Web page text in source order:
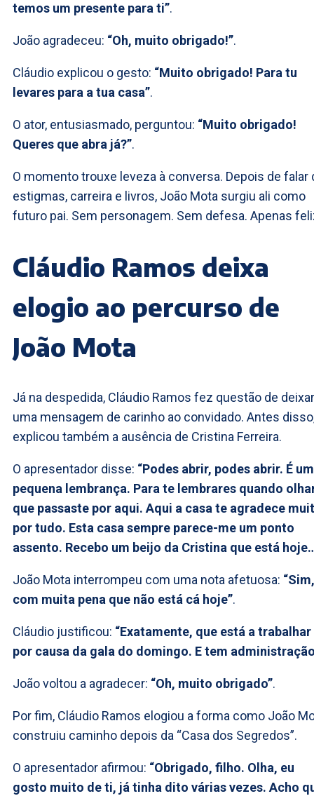
temos um presente para ti”.
João agradeceu: “Oh, muito obrigado!”.
Cláudio explicou o gesto: “Muito obrigado! Para tu
levares para a tua casa”.
O ator, entusiasmado, perguntou: “Muito obrigado!
Queres que abra já?”.
O momento trouxe leveza à conversa. Depois de falar
estigmas, carreira e livros, João Mota surgiu ali como
futuro pai. Sem personagem. Sem defesa. Apenas
Cláudio Ramos deixa
elogio ao percurso de
João Mota
Já na despedida, Cláudio Ramos fez questão de deixar
uma mensagem de carinho ao convidado. Antes
explicou também a ausência de Cristina Ferreira.
O apresentador disse: “Podes abrir, podes abrir. É
pequena lembrança. Para te lembrares quando
que passaste por aqui. Aqui a casa te agradece
por tudo. Esta casa sempre parece-me um ponto
assento. Recebo um beijo da Cristina que está
João Mota interrompeu com uma nota afetuosa: “Sim,
com muita pena que não está cá hoje”.
Cláudio justificou: “Exatamente, que está a trabalhar
por causa da gala do domingo. E tem
João voltou a agradecer: “Oh, muito obrigado”.
Por fim, Cláudio Ramos elogiou a forma como João
construiu caminho depois da “Casa dos Segredos”.
O apresentador afirmou: “Obrigado, filho. Olha, eu
gosto muito de ti, já tinha dito várias vezes. Acho